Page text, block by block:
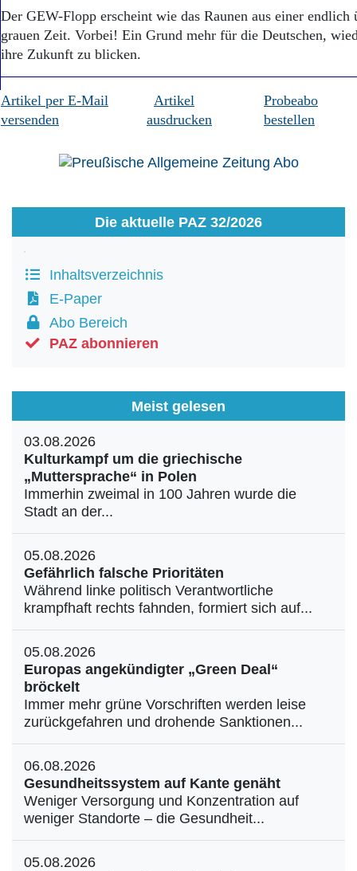
Der GEW-Flopp erscheint wie das Raunen aus einer endlich
grauen Zeit. Vorbei! Ein Grund mehr für die Deutschen,
ihre Zukunft zu blicken.
Artikel per E-Mail
versenden
Artikel
ausdrucken
Probeabo
bestellen
Die aktuelle PAZ 32/2026
Inhaltsverzeichnis
E-Paper
Abo Bereich
PAZ abonnieren
Meist gelesen
03.08.2026
Kulturkampf um die griechische
„Muttersprache“ in Polen
Immerhin zweimal in 100 Jahren wurde die
Stadt an der...
05.08.2026
Gefährlich falsche Prioritäten
Während linke politisch Verantwortliche
krampfhaft rechts fahnden, formiert sich auf...
05.08.2026
Europas angekündigter „Green Deal“
bröckelt
Immer mehr grüne Vorschriften werden leise
zurückgefahren und drohende Sanktionen...
06.08.2026
Gesundheitssystem auf Kante genäht
Weniger Versorgung und Konzentration auf
weniger Standorte – die Gesundheit...
05.08.2026